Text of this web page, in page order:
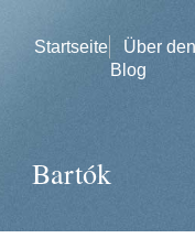
Startseite
Über den
Blog
Bartók